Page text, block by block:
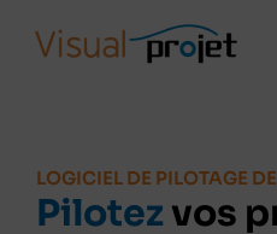
LOGICIEL DE PILOTAGE
Pilotezvos